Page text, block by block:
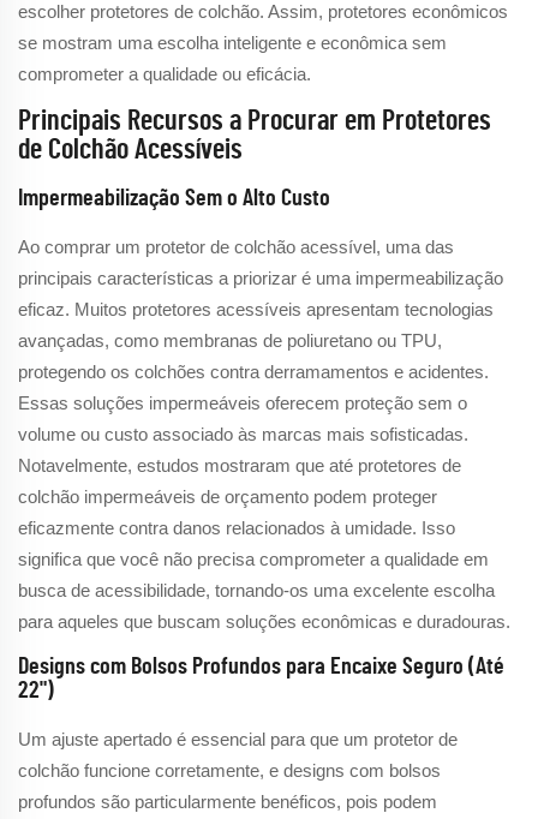
escolher protetores de colchão. Assim, protetores econômicos
se mostram uma escolha inteligente e econômica sem
comprometer a qualidade ou eficácia.
Principais Recursos a Procurar em Protetores
de Colchão Acessíveis
Impermeabilização Sem o Alto Custo
Ao comprar um protetor de colchão acessível, uma das
principais características a priorizar é uma impermeabilização
eficaz. Muitos protetores acessíveis apresentam tecnologias
avançadas, como membranas de poliuretano ou TPU,
protegendo os colchões contra derramamentos e acidentes.
Essas soluções impermeáveis oferecem proteção sem o
volume ou custo associado às marcas mais sofisticadas.
Notavelmente, estudos mostraram que até protetores de
colchão impermeáveis de orçamento podem proteger
eficazmente contra danos relacionados à umidade. Isso
significa que você não precisa comprometer a qualidade em
busca de acessibilidade, tornando-os uma excelente escolha
para aqueles que buscam soluções econômicas e duradouras.
Designs com Bolsos Profundos para Encaixe Seguro (Até
22")
Um ajuste apertado é essencial para que um protetor de
colchão funcione corretamente, e designs com bolsos
profundos são particularmente benéficos, pois podem